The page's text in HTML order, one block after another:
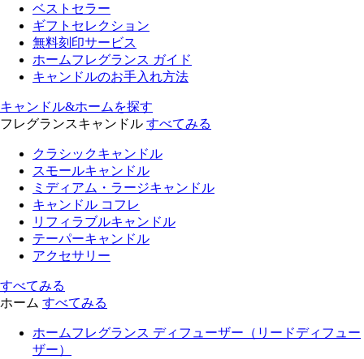
ベストセラー
ギフトセレクション
無料刻印サービス
ホームフレグランス ガイド
キャンドルのお手入れ方法
キャンドル&ホームを探す
フレグランスキャンドル すべてみる
クラシックキャンドル
スモールキャンドル
ミディアム・ラージキャンドル
キャンドル コフレ
リフィラブルキャンドル
テーパーキャンドル
アクセサリー
すべてみる
ホーム すべてみる
ホームフレグランス ディフューザー（リードディフュー
ザー）